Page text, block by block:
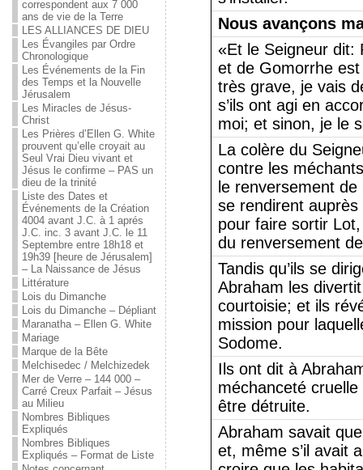
correspondent aux 7 000
ans de vie de la Terre
LES ALLIANCES DE DIEU
Les Évangiles par Ordre
Chronologique
Les Événements de la Fin
des Temps et la Nouvelle
Jérusalem
Les Miracles de Jésus-
Christ
Les Prières d’Ellen G. White
prouvent qu’elle croyait au
Seul Vrai Dieu vivant et
Jésus le confirme – PAS un
dieu de la trinité
Liste des Dates et
Événements de la Création
4004 avant J.C. à 1 aprés
J.C. inc. 3 avant J.C. le 11
Septembre entre 18h18 et
19h39 [heure de Jérusalem]
– La Naissance de Jésus
Littérature
Lois du Dimanche
Lois du Dimanche – Dépliant
Maranatha – Ellen G. White
Mariage
Marque de la Bête
Melchisedec / Melchizedek
Mer de Verre – 144 000 –
Carré Creux Parfait – Jésus
au Milieu
Nombres Bibliques
Expliqués
Nombres Bibliques
Expliqués – Format de Liste
Nous avançons
«Et le Seigneur dit:
et de Gomorrhe
très grave, je vais
s’ils ont agi en
moi; et sinon, je le
La colère du
contre les
le renversement
se rendirent auprès
pour faire sortir
du renversement
Tandis qu’ils se
Abraham les
courtoisie; et ils
mission pour
Sodome.
Ils ont dit à
méchanceté
être détruite.
Abraham savait
et, même s’il avait